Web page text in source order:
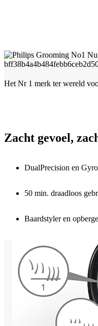
Het Nr 1 merk ter wereld
Zacht gevoel,
DualPrecision en
50 min. draadloos
Baardstyler en